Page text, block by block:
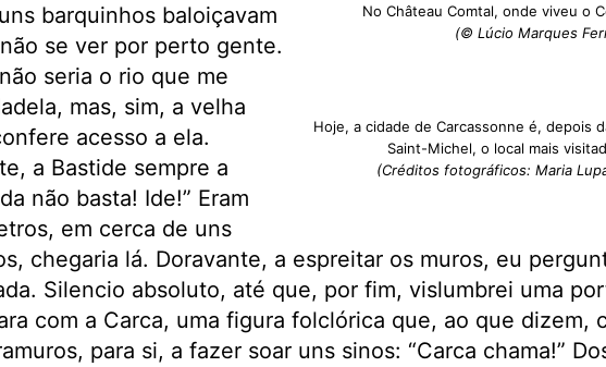
No Château Comtal, onde viveu o
(© Lúcio Marques
Hoje, a cidade de Carcassonne é, depois
Saint-Michel, o local mais
(Créditos fotográficos: Maria
barquinhos baloiçavam
se ver por perto gente.
seria o rio que me
mas, sim, a velha
acesso a ela.
a Bastide sempre a
não basta! Ide!” Eram
em cerca de uns
chegaria lá. Doravante, a espreitar os muros, eu
Silencio absoluto, até que, por fim, vislumbrei uma
com a Carca, uma figura folclórica que, ao que dizem,
para si, a fazer soar uns sinos: “Carca chama!”